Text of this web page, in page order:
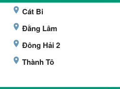
Cát Bi
Đằng Lâm
Đông Hải 2
Thành Tô